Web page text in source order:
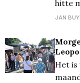
hitte
JAN
Het is